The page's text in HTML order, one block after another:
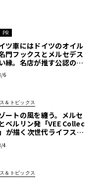
PR
イツ車にはドイツのオイル
門フックスとメルセデス
縁。名店が推す公認の安
Cクラスで味わうシルキー
〈PR〉
6
＆トピックス
ートの風を纏う。メルセ
ベルリン発「VEE Collec
が描く次世代ライフスタ
4
＆トピックス